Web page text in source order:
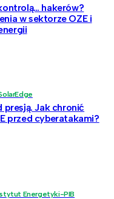
hakerów?
w sektorze OZE i
presją. Jak chronić
przed cyberatakami?
Energetyki-PIB